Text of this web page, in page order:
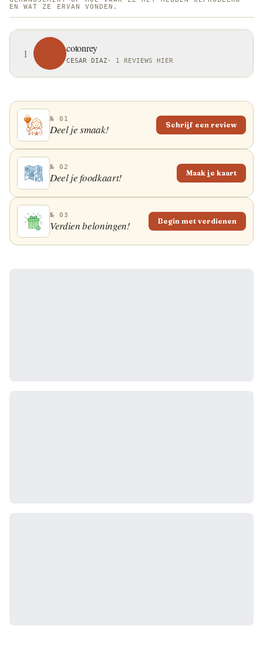
EN WAT ZE ERVAN VONDEN.
1 cotonrey
CESAR DIAZ· 1 REVIEWS HIER
№ 01
Deel je smaak! Schrijf een review
№ 02
Deel je foodkaart! Maak je kaart
№ 03
Verdien beloningen! Begin met verdienen